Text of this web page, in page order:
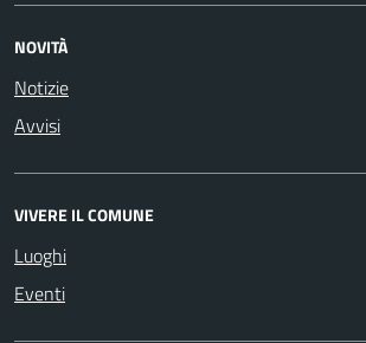
NOVITÀ
Notizie
Avvisi
VIVERE IL COMUNE
Luoghi
Eventi